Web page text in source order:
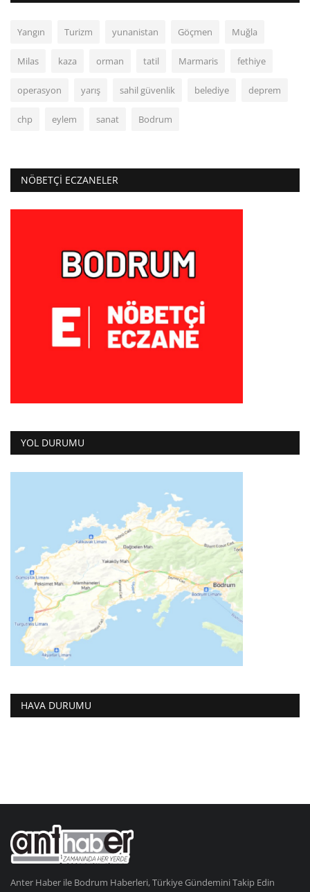
Yangın Turizm yunanistan Göçmen Muğla
Milas kaza orman tatil Marmaris fethiye
operasyon yarış sahil güvenlik belediye deprem
chp eylem sanat Bodrum
NÖBETÇI ECZANELER
YOL DURUMU
HAVA DURUMU
Anter Haber ile Bodrum Haberleri, Türkiye Gündemini Takip Edin